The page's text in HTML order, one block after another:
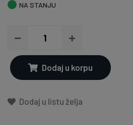
NA STANJU
Dodaj u korpu
Dodaj u listu želja